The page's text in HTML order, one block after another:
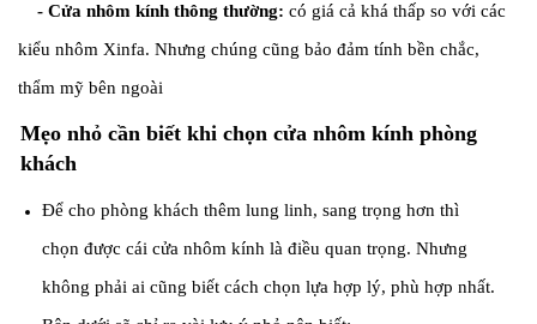
- Cửa nhôm kính thông thường: có giá cả khá thấp so với các
kiểu nhôm Xinfa. Nhưng chúng cũng bảo đảm tính bền chắc,
thẩm mỹ bên ngoài
Mẹo nhỏ cần biết khi chọn cửa nhôm kính phòng
khách
Để cho phòng khách thêm lung linh, sang trọng hơn thì
chọn được cái cửa nhôm kính là điều quan trọng. Nhưng
không phải ai cũng biết cách chọn lựa hợp lý, phù hợp nhất.